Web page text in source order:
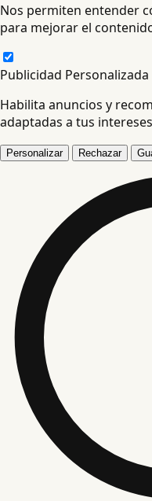
Nos permiten entender
para mejorar el
Publicidad Personalizada
Habilita anuncios y
adaptadas a tus
Personalizar Rechazar